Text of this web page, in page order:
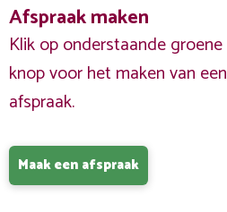
Afspraak maken
Klik op onderstaande groene
knop voor het maken van een
afspraak.
Maak een afspraak